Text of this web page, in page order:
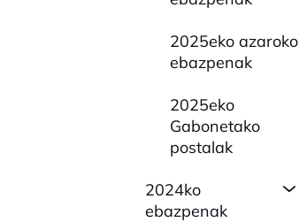
2025eko azaroko
ebazpenak
2025eko
Gabonetako
postalak
2024ko
ebazpenak